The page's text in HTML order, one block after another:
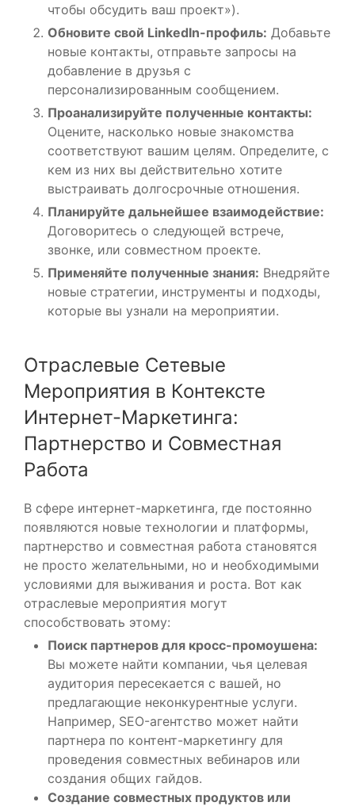
чтобы обсудить ваш проект»).
Обновите свой LinkedIn-профиль: Добавьте
новые контакты, отправьте запросы на
добавление в друзья с
персонализированным сообщением.
Проанализируйте полученные контакты:
Оцените, насколько новые знакомства
соответствуют вашим целям. Определите, с
кем из них вы действительно хотите
выстраивать долгосрочные отношения.
Планируйте дальнейшее взаимодействие:
Договоритесь о следующей встрече,
звонке, или совместном проекте.
Применяйте полученные знания: Внедряйте
новые стратегии, инструменты и подходы,
которые вы узнали на мероприятии.
Отраслевые Сетевые
Мероприятия в Контексте
Интернет-Маркетинга:
Партнерство и Совместная
Работа
В сфере интернет-маркетинга, где постоянно
появляются новые технологии и платформы,
партнерство и совместная работа становятся
не просто желательными, но и необходимыми
условиями для выживания и роста. Вот как
отраслевые мероприятия могут
способствовать этому:
Поиск партнеров для кросс-промоушена:
Вы можете найти компании, чья целевая
аудитория пересекается с вашей, но
предлагающие неконкурентные услуги.
Например, SEO-агентство может найти
партнера по контент-маркетингу для
проведения совместных вебинаров или
создания общих гайдов.
Создание совместных продуктов или